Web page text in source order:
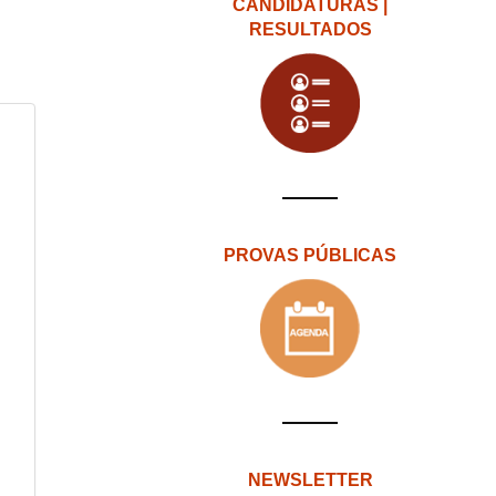
CANDIDATURAS |
RESULTADOS
PROVAS PÚBLICAS
NEWSLETTER